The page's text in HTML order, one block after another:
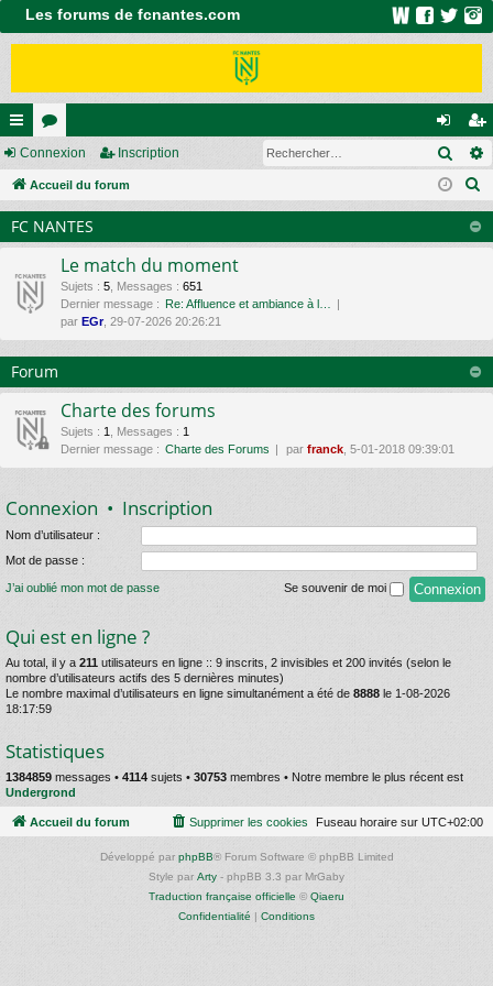
Les forums de fcnantes.com
ac
co
ur
ci
or
u
m
s
on
ne
on
ns
cri
pti
on
Connexion Inscription
Accueil du forum
FC NANTES
Le match du moment
Sujets : 5 Messages : 651
Dernier message : Re: Affluence et ambiance à l…
par EGr, 29-07-2026 20:26:21
Forum
Charte des forums
Sujets : 1 Messages : 1
Dernier message : Charte des Forums par franck , 5-01-2018 09:39:01
Connexion • Inscription
Nom d’utilisateur :
Mot de passe :
J’ai oublié mon mot de passe Se souvenir de moi
Qui est en ligne ?
Au total, il y a 211 utilisateurs en ligne :: 9 inscrits, 2 invisibles et 200 invités (selon le
nombre d’utilisateurs actifs des 5 dernières minutes)
Le nombre maximal d’utilisateurs en ligne simultanément a été de 8888 le 1-08-2026
18:17:59
Statistiques
1384859 messages • 4114 sujets • 30753 membres • Notre membre le plus récent est
Undergrond
Accueil du forum Fuseau horaire sur UTC+02:00
Supprimer les cookies
Développé par phpBB® Forum Software © phpBB Limited
Style par Arty - phpBB 3.3 par MrGaby
Traduction française officielle © Qiaeru
Confidentialité | Conditions